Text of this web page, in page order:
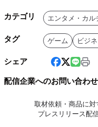
カテゴリ エンタメ・カル
タグ ゲーム ビジ
シェア
配信企業へのお問い合わせ
取材依頼・商品に対
プレスリリース配